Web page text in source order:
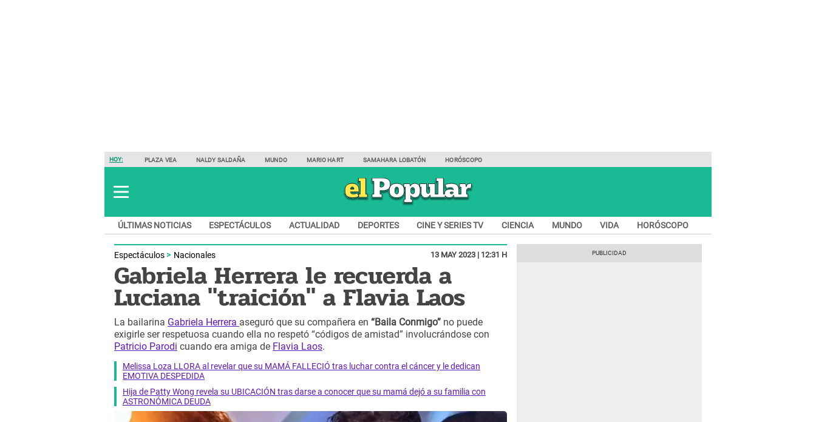
HOY: PLAZA VEA NALDY SALDAÑA MUNDO MARIO HART SAMAHARA LOBATÓN HORÓSCOPO
ÚLTIMAS NOTICIAS ESPECTÁCULOS ACTUALIDAD DEPORTES CINE Y SERIES TV CIENCIA MUNDO VIDA HORÓSCOPO
Espectáculos Nacionales 13 MAY 2023 | 12:31 H
Gabriela Herrera le recuerda a
Luciana "traición" a Flavia Laos
La bailarina Gabriela Herrera aseguró que su compañera en “Baila Conmigo” no puede
exigirle ser respetuosa cuando ella no respetó “códigos de amistad” involucrándose con
Patricio Parodi cuando era amiga de Flavia Laos.
Melissa Loza LLORA al revelar que su MAMÁ FALLECIÓ tras luchar contra el cáncer y le dedican
EMOTIVA DESPEDIDA
Hija de Patty Wong revela su UBICACIÓN tras darse a conocer que su mamá dejó a su familia con
ASTRONÓMICA DEUDA